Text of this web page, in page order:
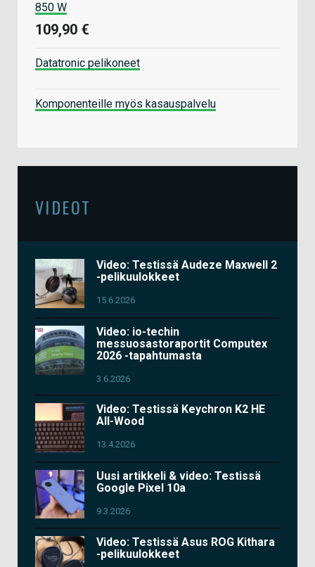
850 W
109,90 €
Datatronic pelikoneet
Komponenteille myös kasauspalvelu
VIDEOT
Video: Testissä Audeze Maxwell 2
-pelikuulokkeet
15.6.2026
Video: io-techin
messuosastoraportit Computex
2026 -tapahtumasta
3.6.2026
Video: Testissä Keychron K2 HE
All-Wood
13.4.2026
Uusi artikkeli & video: Testissä
Google Pixel 10a
9.3.2026
Video: Testissä Asus ROG Kithara
-pelikuulokkeet